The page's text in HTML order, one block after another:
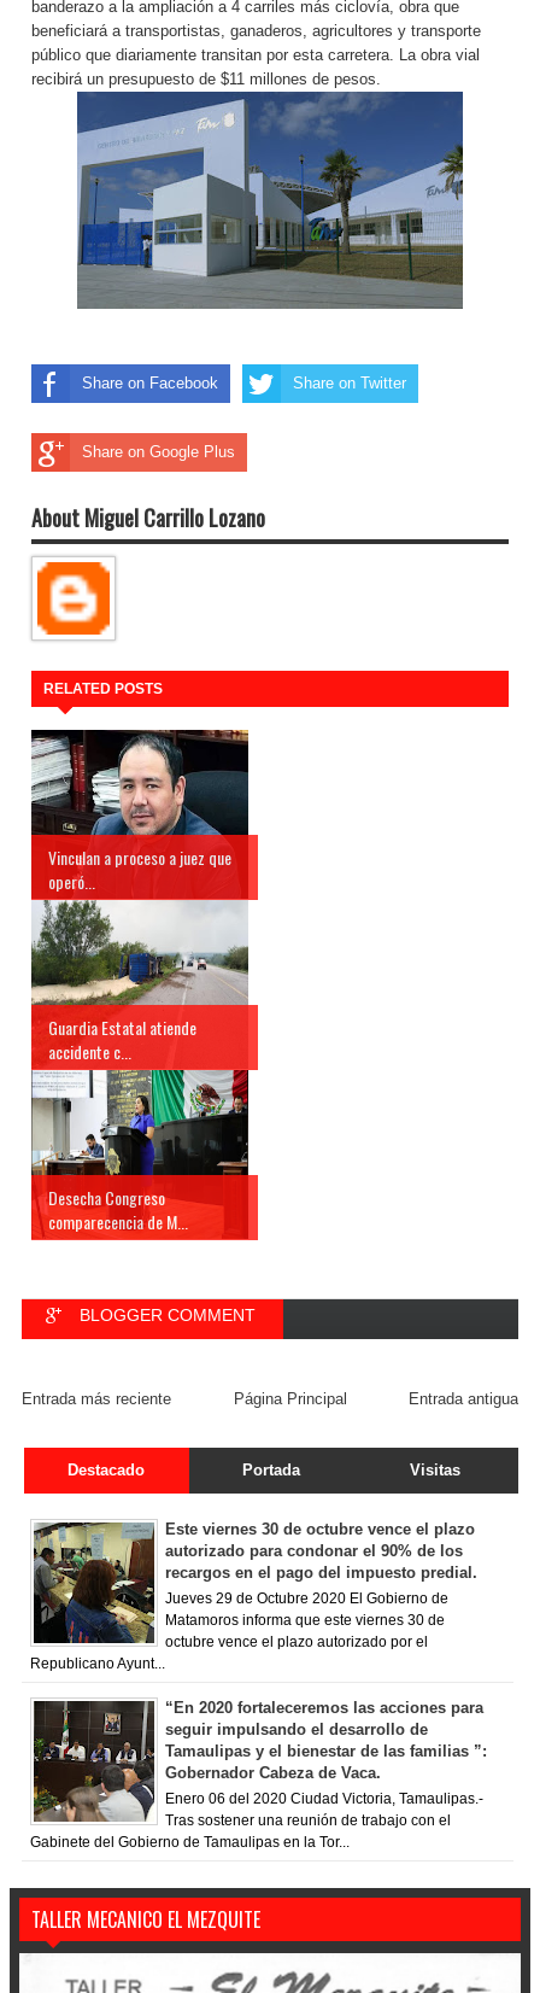
banderazo a la ampliación a 4 carriles más ciclovía, obra que
beneficiará a transportistas, ganaderos, agricultores y transporte
público que diariamente transitan por esta carretera. La obra vial
recibirá un presupuesto de $11 millones de pesos.
Share on Facebook Share on Twitter
Share on Google Plus
About Miguel Carrillo Lozano
RELATED POSTS
Vinculan a proceso a juez que
operó...
Guardia Estatal atiende
accidente c...
Desecha Congreso
comparecencia de M...
BLOGGER COMMENT
Entrada más reciente Entrada antigua
Página Principal
Destacado Portada Visitas
Este viernes 30 de octubre vence el plazo
autorizado para condonar el 90% de los
recargos en el pago del impuesto predial.
Jueves 29 de Octubre 2020 El Gobierno de
Matamoros informa que este viernes 30 de
octubre vence el plazo autorizado por el
Republicano Ayunt...
“En 2020 fortaleceremos las acciones para
seguir impulsando el desarrollo de
Tamaulipas y el bienestar de las familias ”:
Gobernador Cabeza de Vaca.
Enero 06 del 2020 Ciudad Victoria, Tamaulipas.-
Tras sostener una reunión de trabajo con el
Gabinete del Gobierno de Tamaulipas en la Tor...
TALLER MECANICO EL MEZQUITE